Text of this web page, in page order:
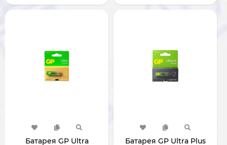
Батарея GP Ultra
Батарея GP Ultra Plus